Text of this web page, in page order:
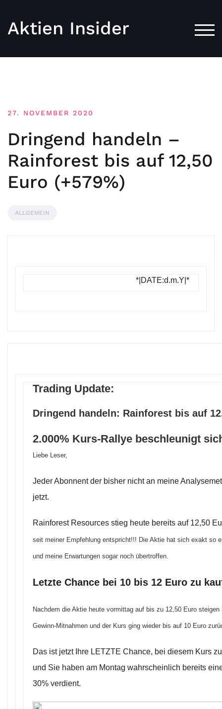
Aktien Insider
27. NOVEMBER 2020
Dringend handeln –
Rainforest bis auf 12,50
Euro (+579%)
ALLGEMEIN
*|DATE:d.m.Y|*
Trading Update:
Dringend handeln: Rainforest bis auf
2.000% Kurs-Rallye beschleunigt
Liebe Leser,
Jeder Abonnent der bisher nicht an meine
jetzt.
Rainforest Resources stieg heute bereits auf 12,50
seit meiner Empfehlung entspricht!!! Die Aktie hat sich exakt so
und meine Erwartungen sogar noch übertroffen.
Letzte Chance bei 10 bis 12 Euro zu
Nachdem die Aktie heute vormittag auf bis zu 12,50 Euro
Gewinn-Mitnahmen und der Kurs ging wieder bis auf 10 Euro
Das ist jetzt Ihre LETZTE Chance, bei diesem Kurs
und Sie haben am Montag wahrscheinlich bereits
30% verdient.